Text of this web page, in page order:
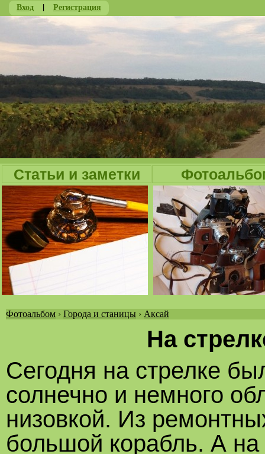
Вход | Регистрация
Статьи и заметки
Фотоальбом › Города и станицы › Аксай
На
Сегодня на стрелке
солнечно и немного
низовкой. Из
большой корабль. А